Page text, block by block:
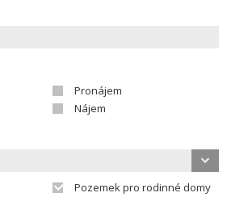
Pronájem
Nájem
Pozemek pro rodinné domy